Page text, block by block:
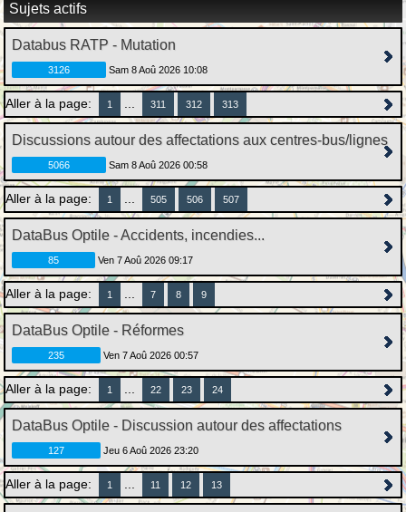
Sujets actifs
Databus RATP - Mutation
3126 Sam 8 Aoû 2026 10:08
Aller à la page: 1 311 312 313
Discussions autour des affectations aux centres-bus/lignes
5066 Sam 8 Aoû 2026 00:58
Aller à la page: 1 505 506 507
DataBus Optile - Accidents, incendies...
85 Ven 7 Aoû 2026 09:17
Aller à la page: 1 7 8 9
DataBus Optile - Réformes
235 Ven 7 Aoû 2026 00:57
Aller à la page: 1 22 23 24
DataBus Optile - Discussion autour des affectations
127 Jeu 6 Aoû 2026 23:20
Aller à la page: 1 11 12 13